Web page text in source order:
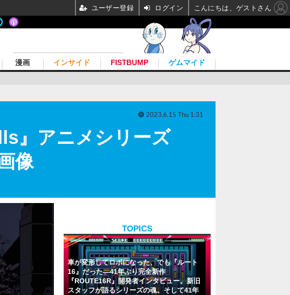
漫画 インサイド FISTBUMP ゲムマイド
』アニメシリーズ
像
2023.6.15 Thu 1:31
TOPICS
車が変形してロボになった、でも『ルート
16』だった―41年ぶり完全新作
『ROUTE16R』開発者インタビュー。新旧
スタッフが語るシリーズの魂。そして41年
ユーザー登録 ログイン こんにちは、ゲストさん